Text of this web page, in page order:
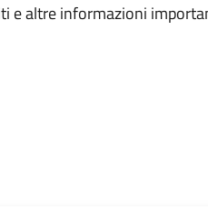
e altre informazioni